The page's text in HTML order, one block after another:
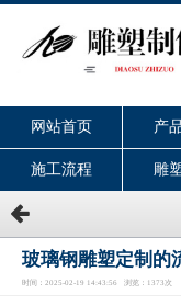
网站首页 产
施工流程 雕
玻璃钢雕塑定制的
时间：2025-02-19 14:43:56 浏览：1373次